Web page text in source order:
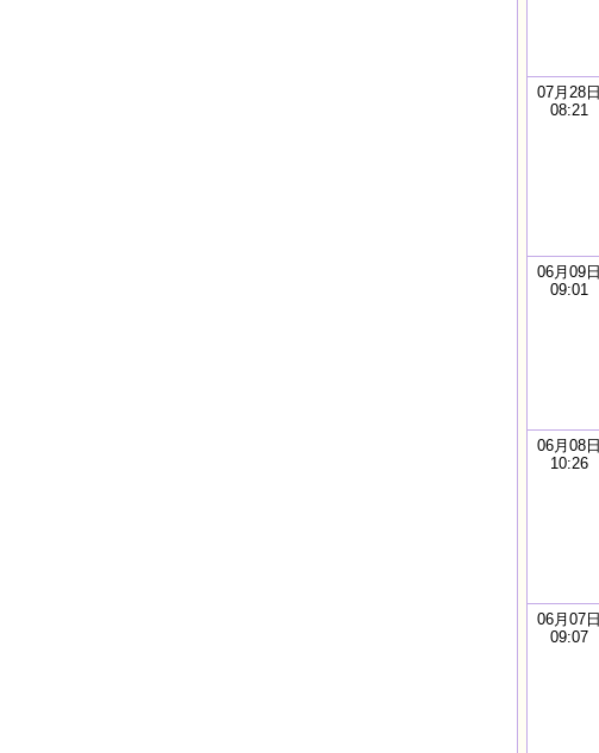
07月28日
08:21
06月09日
09:01
06月08日
10:26
06月07日
09:07